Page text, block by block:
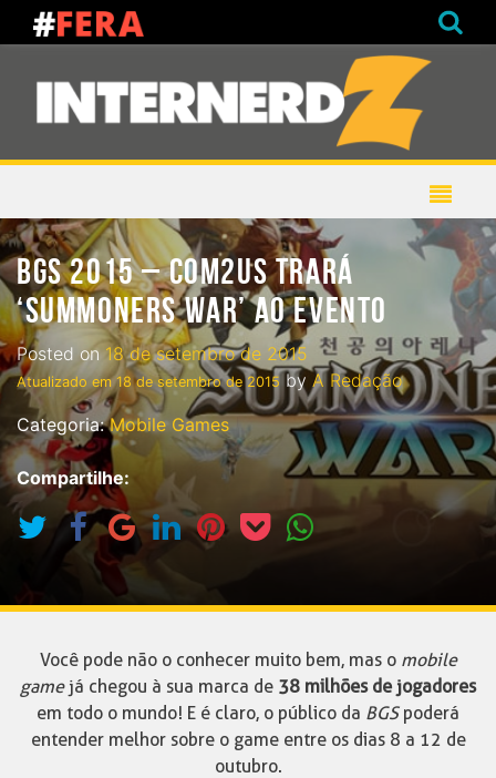
BGS 2015 – COM2US TRARÁ
‘SUMMONERS WAR’ AO EVENTO
Posted on 18 de setembro de 2015
Atualizado em18 de setembro de 2015 by A Redação
Categoria:Mobile Games
Compartilhe:
Você pode não o conhecer muito bem, mas o mobile
gamejá chegou à sua marca de 38 milhões de jogadores
em todo o mundo! E é claro, o público da BGSpoderá
entender melhor sobre o game entre os dias 8 a 12 de
outubro.